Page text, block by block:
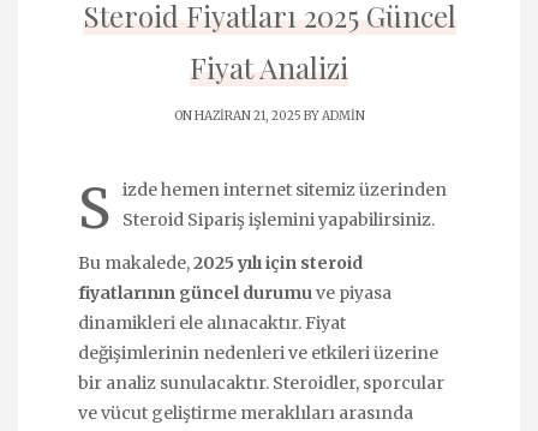
Steroid Fiyatları 2025 Güncel
Fiyat Analizi
ON HAZIRAN 21, 2025 BYADMIN
S
izde hemen internet sitemiz üzerinden
Steroid Siparişişlemini yapabilirsiniz.
Bu makalede,2025 yılı için steroid
fiyatlarının güncel durumuve piyasa
dinamikleri ele alınacaktır. Fiyat
değişimlerinin nedenleri ve etkileri üzerine
bir analiz sunulacaktır. Steroidler, sporcular
ve vücut geliştirme meraklıları arasında